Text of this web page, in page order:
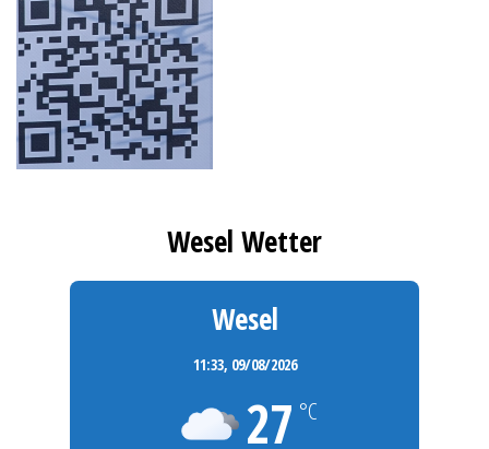
Wesel Wetter
Wesel
11:33, 09/08/2026
27 °C